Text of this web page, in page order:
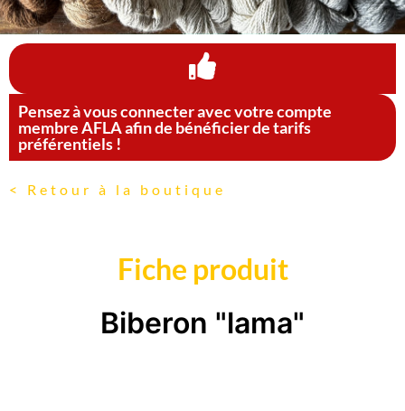
Pensez à vous connecter avec votre compte
membre AFLA afin de bénéficier de tarifs
préférentiels !
< Retour à la boutique
Fiche produit
Biberon "lama"